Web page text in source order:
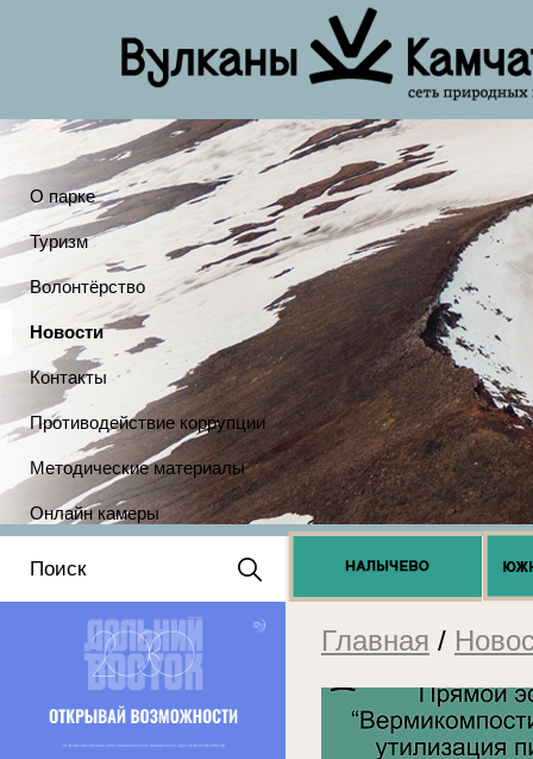
О парке
Туризм
Волонтёрство
Новости
Контакты
Противодействие коррупции
Методические материалы
Онлайн камеры
Положение о выдаче
разрешений 2025
Главная /